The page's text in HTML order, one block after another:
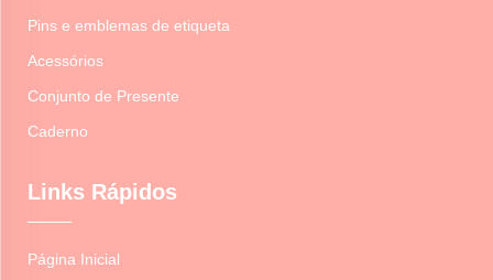
Pins e emblemas de etiqueta
Acessórios
Conjunto de Presente
Caderno
Links Rápidos
Página Inicial